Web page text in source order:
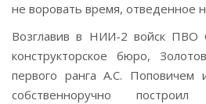
не воровать время, отведенное
Возглавив в НИИ-2 войск ПВО
конструкторское бюро,
первого ранга А.С. Поповичем
собственноручно